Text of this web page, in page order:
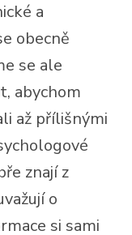
a
obecně
se ale
abychom
až přílišnými
znají z
o
si sami